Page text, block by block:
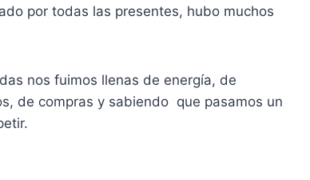
por todas las presentes, hubo muchos
nos fuimos llenas de energía, de
de compras y sabiendo que pasamos un